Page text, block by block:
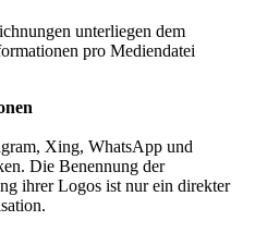
unterliegen dem
pro Mediendatei
Xing, WhatsApp und
Die Benennung der
ihrer Logos ist nur ein direkter